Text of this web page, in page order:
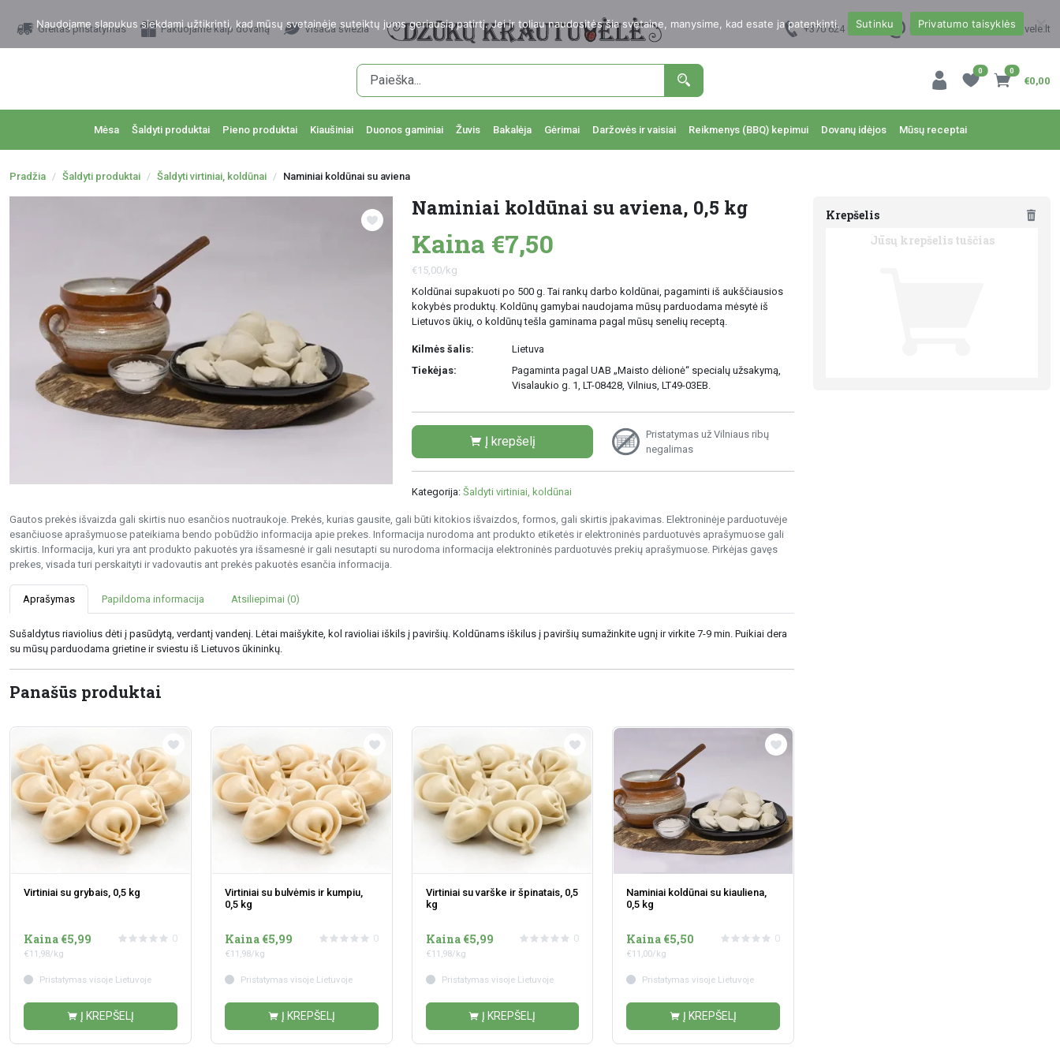
Greitas pristatymas Pakuojame kaip dovaną Visada šviežia +370 624 00988 uzsakymai@dzukukrautuvele.lt
0 0
€0,00
Mėsa Šaldyti produktai Pieno produktai Kiaušiniai Duonos gaminiai Žuvis Bakalėja Gėrimai Daržovės ir vaisiai Reikmenys (BBQ) kepimui Dovanų idėjos Mūsų receptai
Pradžia Šaldyti produktai Šaldyti virtiniai, koldūnai Naminiai koldūnai su aviena
Naminiai koldūnai su aviena, 0,5 kg
Kaina €7,50
€15,00/kg
Koldūnai supakuoti po 500 g. Tai rankų darbo koldūnai, pagaminti iš aukščiausios
kokybės produktų. Koldūnų gamybai naudojama mūsų parduodama mėsytė iš
Lietuvos ūkių, o koldūnų tešla gaminama pagal mūsų senelių receptą.
Kilmės šalis:
Lietuva
Tiekėjas:
Pagaminta pagal UAB „Maisto dėlionė“ specialų užsakymą,
Visalaukio g. 1, LT-08428, Vilnius, LT49-03EB.
Į krepšelį
Pristatymas už Vilniaus ribų
negalimas
Kategorija: Šaldyti virtiniai, koldūnai
Gautos prekės išvaizda gali skirtis nuo esančios nuotraukoje. Prekės, kurias gausite, gali būti kitokios išvaizdos, formos, gali skirtis įpakavimas. Elektroninėje parduotuvėje
esančiuose aprašymuose pateikiama bendo pobūdžio informacija apie prekes. Informacija nurodoma ant produkto etiketės ir elektroninės parduotuvės aprašymuose gali
skirtis. Informacija, kuri yra ant produkto pakuotės yra išsamesnė ir gali nesutapti su nurodoma informacija elektroninės parduotuvės prekių aprašymuose. Pirkėjas gavęs
prekes, visada turi perskaityti ir vadovautis ant prekės pakuotės esančia informacija.
Aprašymas Papildoma informacija Atsiliepimai (0)
Sušaldytus riaviolius dėti į pasūdytą, verdantį vandenį. Lėtai maišykite, kol ravioliai iškils į paviršių. Koldūnams iškilus į paviršių sumažinkite ugnį ir virkite 7-9 min. Puikiai dera
su mūsų parduodama grietine ir sviestu iš Lietuvos ūkininkų.
Panašūs produktai
Virtiniai su grybais, 0,5 kg
Kaina €5,99
€11,98/kg
0
Pristatymas visoje Lietuvoje
Į KREPŠELĮ
Virtiniai su bulvėmis ir kumpiu,
0,5 kg
Kaina €5,99
€11,98/kg
0
Pristatymas visoje Lietuvoje
Į KREPŠELĮ
Virtiniai su varške ir špinatais, 0,5
kg
Kaina €5,99
€11,98/kg
0
Pristatymas visoje Lietuvoje
Į KREPŠELĮ
Naminiai koldūnai su kiauliena,
0,5 kg
Kaina €5,50
€11,00/kg
0
Pristatymas visoje Lietuvoje
Į KREPŠELĮ
Krepšelis
Jūsų krepšelis tuščias
Naudojame slapukus siekdami užtikrinti, kad mūsų svetainėje suteiktų jums geriausią patirtį. Jei ir toliau naudositės šia svetaine, manysime, kad esate ja patenkinti. Sutinku Privatumo taisyklės